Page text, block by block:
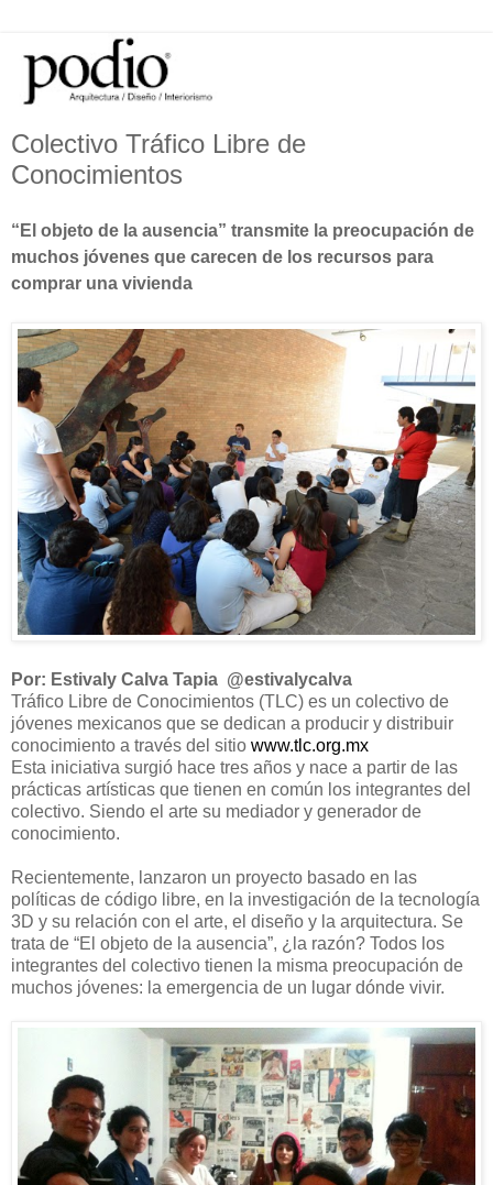
Colectivo Tráfico Libre de
Conocimientos
“El objeto de la ausencia” transmite la preocupación de
muchos jóvenes que carecen de los recursos para
comprar una vivienda
Por: Estivaly Calva Tapia @estivalycalva
Tráfico Libre de Conocimientos (TLC) es un colectivo de
jóvenes mexicanos que se dedican a producir y distribuir
conocimiento a través del sitio www.tlc.org.mx
Esta iniciativa surgió hace tres años y nace a partir de las
prácticas artísticas que tienen en común los integrantes del
colectivo. Siendo el arte su mediador y generador de
conocimiento.
Recientemente, lanzaron un proyecto basado en las
políticas de código libre, en la investigación de la tecnología
3D y su relación con el arte, el diseño y la arquitectura. Se
trata de “El objeto de la ausencia”, ¿la razón? Todos los
integrantes del colectivo tienen la misma preocupación de
muchos jóvenes: la emergencia de un lugar dónde vivir.